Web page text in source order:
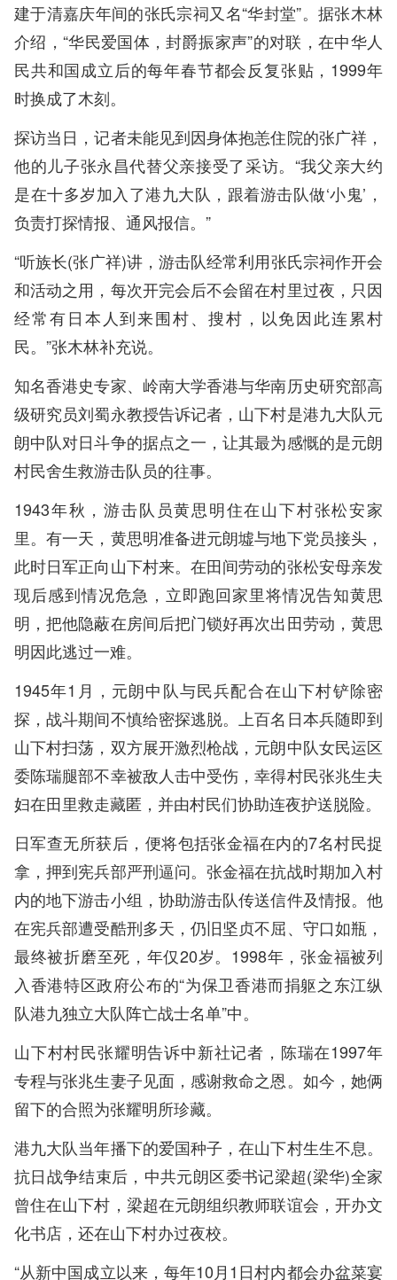
建于清嘉庆年间的张氏宗祠又名“华封堂”。据张木林
介绍，“华民爱国体，封爵振家声”的对联，在中华人
民共和国成立后的每年春节都会反复张贴，1999年
时换成了木刻。
探访当日，记者未能见到因身体抱恙住院的张广祥，
他的儿子张永昌代替父亲接受了采访。“我父亲大约
是在十多岁加入了港九大队，跟着游击队做‘小鬼’，
负责打探情报、通风报信。”
“听族长(张广祥)讲，游击队经常利用张氏宗祠作开会
和活动之用，每次开完会后不会留在村里过夜，只因
经常有日本人到来围村、搜村，以免因此连累村
民。”张木林补充说。
知名香港史专家、岭南大学香港与华南历史研究部高
级研究员刘蜀永教授告诉记者，山下村是港九大队元
朗中队对日斗争的据点之一，让其最为感慨的是元朗
村民舍生救游击队员的往事。
1943年秋，游击队员黄思明住在山下村张松安家
里。有一天，黄思明准备进元朗墟与地下党员接头，
此时日军正向山下村来。在田间劳动的张松安母亲发
现后感到情况危急，立即跑回家里将情况告知黄思
明，把他隐蔽在房间后把门锁好再次出田劳动，黄思
明因此逃过一难。
1945年1月，元朗中队与民兵配合在山下村铲除密
探，战斗期间不慎给密探逃脱。上百名日本兵随即到
山下村扫荡，双方展开激烈枪战，元朗中队女民运区
委陈瑞腿部不幸被敌人击中受伤，幸得村民张兆生夫
妇在田里救走藏匿，并由村民们协助连夜护送脱险。
日军查无所获后，便将包括张金福在内的7名村民捉
拿，押到宪兵部严刑逼问。张金福在抗战时期加入村
内的地下游击小组，协助游击队传送信件及情报。他
在宪兵部遭受酷刑多天，仍旧坚贞不屈、守口如瓶，
最终被折磨至死，年仅20岁。1998年，张金福被列
入香港特区政府公布的“为保卫香港而捐躯之东江纵
队港九独立大队阵亡战士名单”中。
山下村村民张耀明告诉中新社记者，陈瑞在1997年
专程与张兆生妻子见面，感谢救命之恩。如今，她俩
留下的合照为张耀明所珍藏。
港九大队当年播下的爱国种子，在山下村生生不息。
抗日战争结束后，中共元朗区委书记梁超(梁华)全家
曾住在山下村，梁超在元朗组织教师联谊会，开办文
化书店，还在山下村办过夜校。
“从新中国成立以来，每年10月1日村内都会办盆菜宴